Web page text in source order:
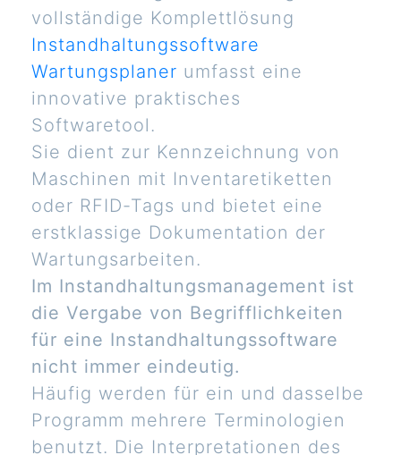
vollständige Komplettlösung
Instandhaltungssoftware
Wartungsplaner umfasst eine
innovative praktisches
Softwaretool.
Sie dient zur Kennzeichnung von
Maschinen mit Inventaretiketten
oder RFID-Tags und bietet eine
erstklassige Dokumentation der
Wartungsarbeiten.
Im Instandhaltungsmanagement ist
die Vergabe von Begrifflichkeiten
für eine Instandhaltungssoftware
nicht immer eindeutig.
Häufig werden für ein und dasselbe
Programm mehrere Terminologien
benutzt. Die Interpretationen des